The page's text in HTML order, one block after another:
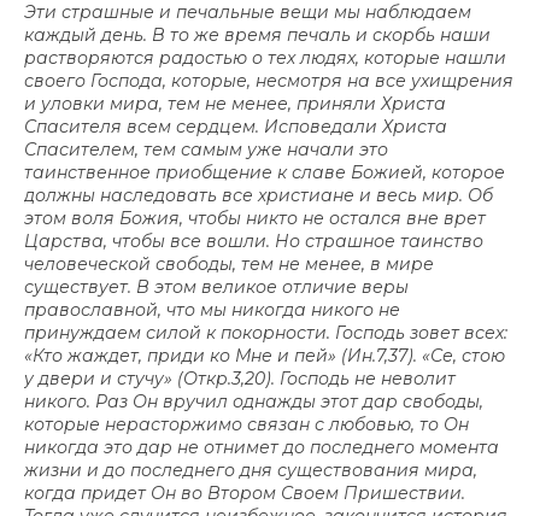
Эти страшные и печальные вещи мы наблюдаем
каждый день. В то же время печаль и скорбь наши
растворяются радостью о тех людях, которые нашли
своего Господа, которые, несмотря на все ухищрения
и уловки мира, тем не менее, приняли Христа
Спасителя всем сердцем. Исповедали Христа
Спасителем, тем самым уже начали это
таинственное приобщение к славе Божией, которое
должны наследовать все христиане и весь мир. Об
этом воля Божия, чтобы никто не остался вне врет
Царства, чтобы все вошли. Но страшное таинство
человеческой свободы, тем не менее, в мире
существует. В этом великое отличие веры
православной, что мы никогда никого не
принуждаем силой к покорности. Господь зовет всех:
«Кто жаждет, приди ко Мне и пей» (Ин.7,37). «Се, стою
у двери и стучу» (Откр.3,20). Господь не неволит
никого. Раз Он вручил однажды этот дар свободы,
которые нерасторжимо связан с любовью, то Он
никогда это дар не отнимет до последнего момента
жизни и до последнего дня существования мира,
когда придет Он во Втором Своем Пришествии.